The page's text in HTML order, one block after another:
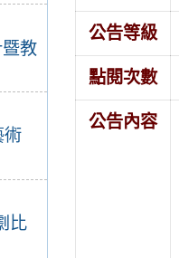
教
術
比
公告等級
點閱次數
公告內容